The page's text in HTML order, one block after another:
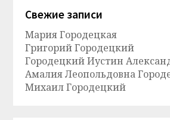
Свежие записи
Мария Городецкая
Григорий Городецкий
Городецкий Иустин
Амалия Леопольдовна
Михаил Городецкий